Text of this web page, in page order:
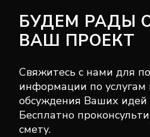
БУДЕМ РАДЫ
ВАШ ПРОЕКТ
Свяжитесь с нами для
информации по услугам
обсуждения Ваших идей
Бесплатно
смету.